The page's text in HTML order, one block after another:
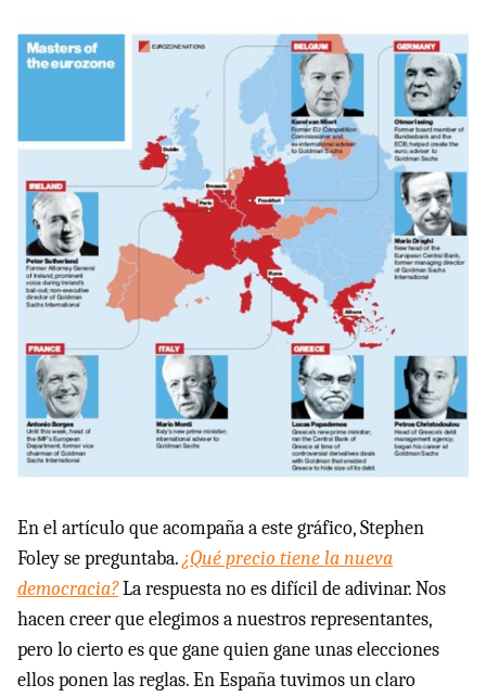
En el artículo que acompaña a este gráfico, Stephen
Foley se preguntaba.¿Qué precio tiene la nueva
democracia?La respuesta no es difícil de adivinar. Nos
hacen creer que elegimos a nuestros representantes,
pero lo cierto es que gane quien gane unas elecciones
ellos ponen las reglas. En España tuvimos un claro